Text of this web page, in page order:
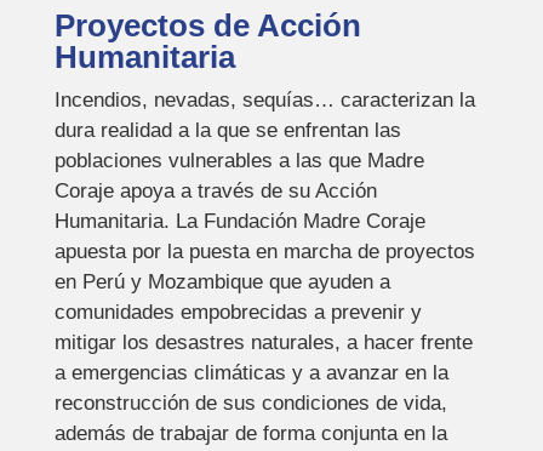
Proyectos de Acción
Humanitaria
Incendios, nevadas, sequías… caracterizan la
dura realidad a la que se enfrentan las
poblaciones vulnerables a las que Madre
Coraje apoya a través de su Acción
Humanitaria. La Fundación Madre Coraje
apuesta por la puesta en marcha de proyectos
en Perú y Mozambique que ayuden a
comunidades empobrecidas a prevenir y
mitigar los desastres naturales, a hacer frente
a emergencias climáticas y a avanzar en la
reconstrucción de sus condiciones de vida,
además de trabajar de forma conjunta en la